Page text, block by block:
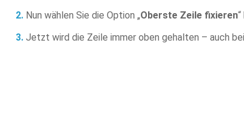
Nun wählen Sie die Option „Oberste Zeile fixieren
Jetzt wird die Zeile immer oben gehalten – auch